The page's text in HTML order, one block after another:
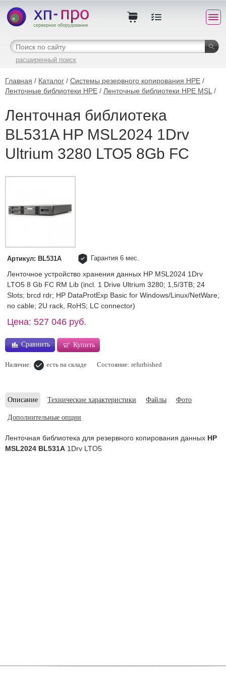
расширенный поиск
Главная / Каталог / Системы резервного копирования HPE /
Ленточные библиотеки HPE / Ленточные библиотеки HPE MSL /
Ленточная библиотека
BL531A HP MSL2024 1Drv
Ultrium 3280 LTO5 8Gb FC
Артикул: BL531A Гарантия 6 мес.
Ленточное устройство хранения данных HP MSL2024 1Drv
LTO5 8 Gb FC RM Lib (incl. 1 Drive Ultrium 3280; 1,5/3TB; 24
Slots; brcd rdr; HP DataProtExp Basic for Windows/Linux/NetWare;
no cable; 2U rack, RoHS; LC connector)
Цена: 527 046 руб.
Сравнить Купить
Наличие: есть на складе Состояние: refurbished
Описание Технические характеристики Файлы Фото
Дополнительные опции
Ленточная библиотека для резервного копирования данных HP
MSL2024 BL531A 1Drv LTO5